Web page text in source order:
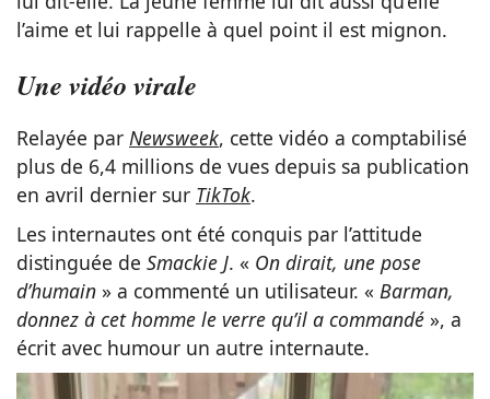
l’aime et lui rappelle à quel point il est mignon.
Une vidéo virale
Relayée par Newsweek, cette vidéo a comptabilisé
plus de 6,4 millions de vues depuis sa publication
en avril dernier sur TikTok.
Les internautes ont été conquis par l’attitude
distinguée de Smackie J. « On dirait, une pose
d’humain » a commenté un utilisateur. « Barman,
donnez à cet homme le verre qu’il a commandé », a
écrit avec humour un autre internaute.